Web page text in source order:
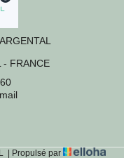
- FRANCE
Propulsé par